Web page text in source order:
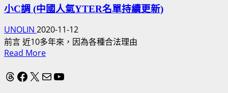
小C調 (中國人氣YTER名單持續更新)
UNOLIN 2020-11-12
前言 近10多年來，因為各種合法理由
Read MoreRead
about
Threads
Facebook
X 電子郵件YouTube